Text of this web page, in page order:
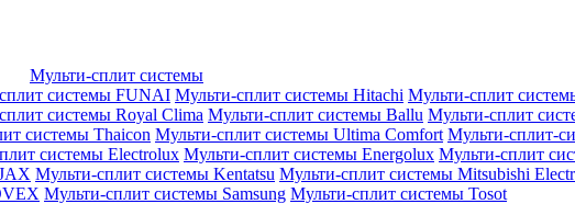
Мульти-сплит системы
системы FUNAI Мульти-сплит системы Hitachi Мульти-сплит
системы Royal Clima Мульти-сплит системы Ballu Мульти-сплит
системы Thaicon Мульти-сплит системы Ultima Comfort Мульти-сплит-
системы Electrolux Мульти-сплит системы Energolux Мульти-сплит
Мульти-сплит системы Kentatsu Мульти-сплит системы Mitsubishi
Мульти-сплит системы Samsung Мульти-сплит системы Tosot